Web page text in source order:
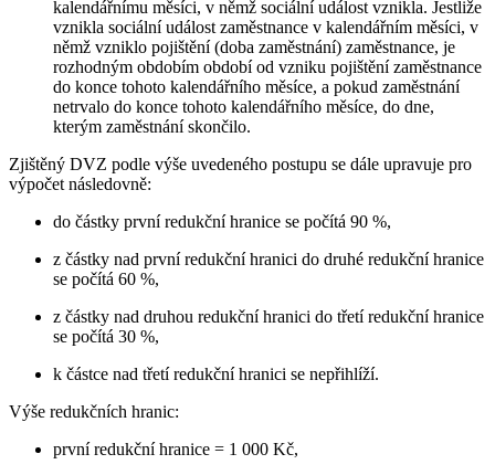
kalendářnímu měsíci, v němž sociální událost vznikla. Jestliže
vznikla sociální událost zaměstnance v kalendářním měsíci, v
němž vzniklo pojištění (doba zaměstnání) zaměstnance, je
rozhodným obdobím období od vzniku pojištění zaměstnance
do konce tohoto kalendářního měsíce, a pokud zaměstnání
netrvalo do konce tohoto kalendářního měsíce, do dne,
kterým zaměstnání skončilo.
Zjištěný DVZ podle výše uvedeného postupu se dále upravuje pro
výpočet následovně:
do částky první redukční hranice se počítá 90 %,
z částky nad první redukční hranici do druhé redukční hranice
se počítá 60 %,
z částky nad druhou redukční hranici do třetí redukční hranice
se počítá 30 %,
k částce nad třetí redukční hranici se nepřihlíží.
Výše redukčních hranic:
první redukční hranice = 1 000 Kč,